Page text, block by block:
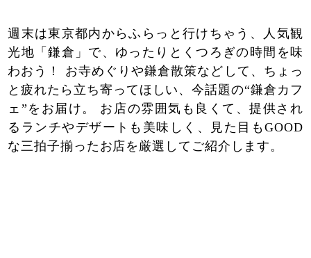
週末は東京都内からふらっと行けちゃう、人気観
光地「鎌倉」で、ゆったりとくつろぎの時間を味
わおう！ お寺めぐりや鎌倉散策などして、ちょっ
と疲れたら立ち寄ってほしい、今話題の“鎌倉カフ
ェ”をお届け。 お店の雰囲気も良くて、提供され
るランチやデザートも美味しく、見た目もGOOD
な三拍子揃ったお店を厳選してご紹介します。